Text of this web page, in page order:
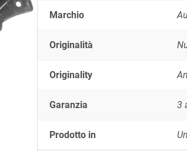
Marchio
Originalità
Originality
Garanzia 3
Prodotto in